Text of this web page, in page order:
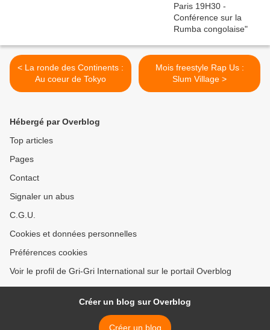
< La ronde des Continents :
Au coeur de Tokyo
Mois freestyle Rap Us :
Slum Village >
Hébergé par Overblog
Top articles
Pages
Contact
Signaler un abus
C.G.U.
Cookies et données personnelles
Préférences cookies
Voir le profil de Gri-Gri International sur le portail Overblog
Créer un blog sur Overblog
Créer un blog